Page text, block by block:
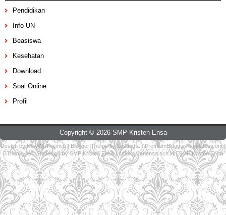
Pendidikan
Info UN
Beasiswa
Kesehatan
Download
Soal Online
Profil
Copyright © 2026 SMP Kristen Ensa
Design byNewWpThemes| Blogger Theme by Lasantha -PremiumBloggerTemplates.com|
BTheme.net| Redesign bySMP Kristen Ensa|smpkristenensa.sch.id|SMP Kristen Ensa